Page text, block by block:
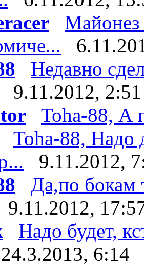
Майонез
Недавно
9.11.2012, 2:51
Toha-88, А
Toha-88, Надо
9.11.2012,
Да,по бокам
9.11.2012,
Надо будет,
24.3.2013, 6:14